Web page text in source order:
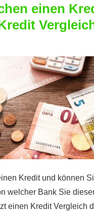
einen
Kredit und können
welcher Bank Sie
einen Kredit Vergleich